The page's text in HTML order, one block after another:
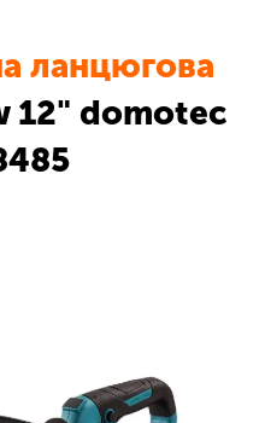
ланцюгова
12" domotec